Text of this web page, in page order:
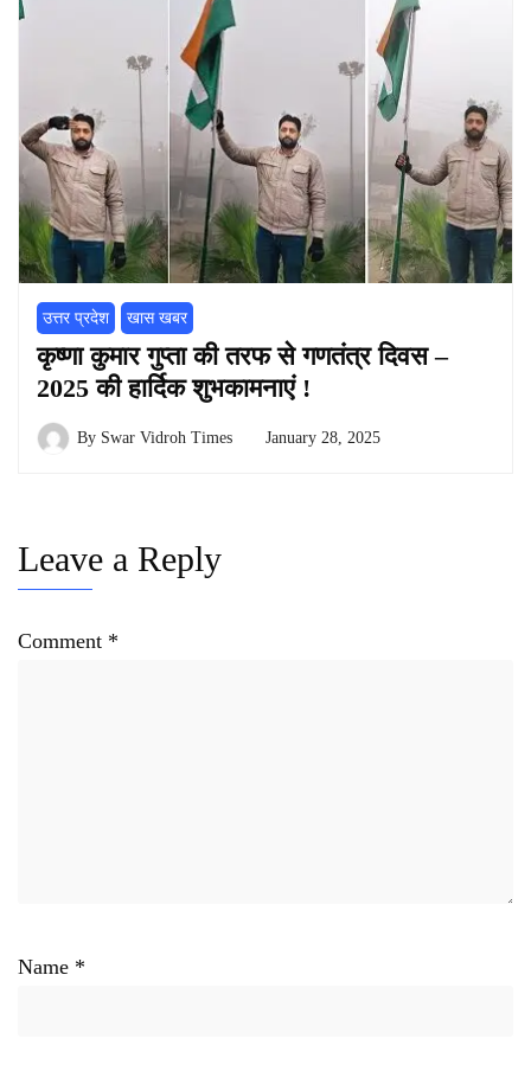
उत्तर प्रदेश खास खबर
कृष्णा कुमार गुप्ता की तरफ से गणतंत्र दिवस –
2025 की हार्दिक शुभकामनाएं !
By Swar Vidroh Times January 28, 2025
Leave a Reply
Comment *
Name *